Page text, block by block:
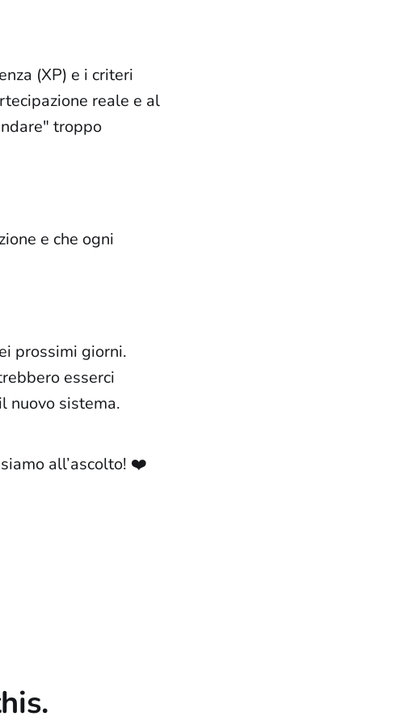
(XP) e i criteri
reale e al
troppo
e che ogni
prossimi giorni.
esserci
nuovo sistema.
all’ascolto! ❤️